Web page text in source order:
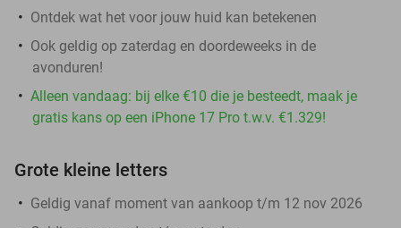
Ontdek wat het voor jouw huid kan betekenen
Ook geldig op zaterdag en doordeweeks in de
avonduren!
Alleen vandaag: bij elke €10 die je besteedt, maak je
gratis kans op een iPhone 17 Pro t.w.v. €1.329!
Grote kleine letters
Geldig vanaf moment van aankoop t/m 12 nov 2026